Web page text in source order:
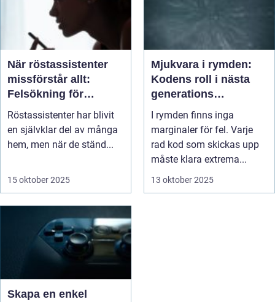
När röstassistenter
missförstår allt:
Felsökning för
familjer
Röstassistenter har blivit
en självklar del av många
hem, men när de ständ...
15 oktober 2025
Mjukvara i rymden:
Kodens roll i nästa
generations
utforskning
I rymden finns inga
marginaler för fel. Varje
rad kod som skickas upp
måste klara extrema...
13 oktober 2025
Skapa en enkel